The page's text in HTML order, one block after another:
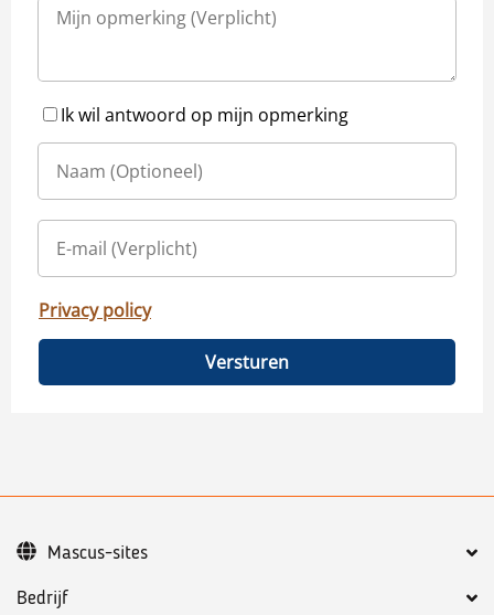
Ik wil antwoord op mijn opmerking
Privacy policy
Versturen
Bedrijf
Mascus-sites